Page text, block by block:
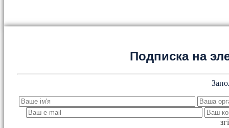
Подписка на